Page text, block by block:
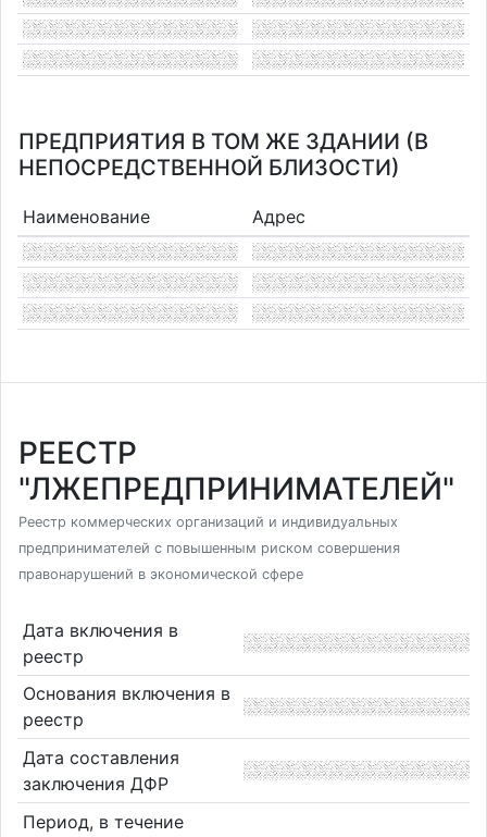
ПРЕДПРИЯТИЯ В ТОМ ЖЕ ЗДАНИИ (В
НЕПОСРЕДСТВЕННОЙ БЛИЗОСТИ)
Наименование Адрес
РЕЕСТР
"ЛЖЕПРЕДПРИНИМАТЕЛЕЙ"
Реестр коммерческих организаций и индивидуальных
предпринимателей с повышенным риском совершения
правонарушений в экономической сфере
Дата включения в
реестр
Основания включения в
реестр
Дата составления
заключения ДФР
Период, в течение